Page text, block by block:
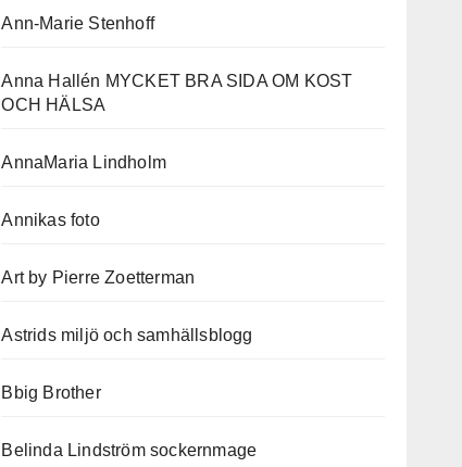
Ann-Marie Stenhoff
Anna Hallén MYCKET BRA SIDA OM KOST
OCH HÄLSA
AnnaMaria Lindholm
Annikas foto
Art by Pierre Zoetterman
Astrids miljö och samhällsblogg
Bbig Brother
Belinda Lindström sockernmage